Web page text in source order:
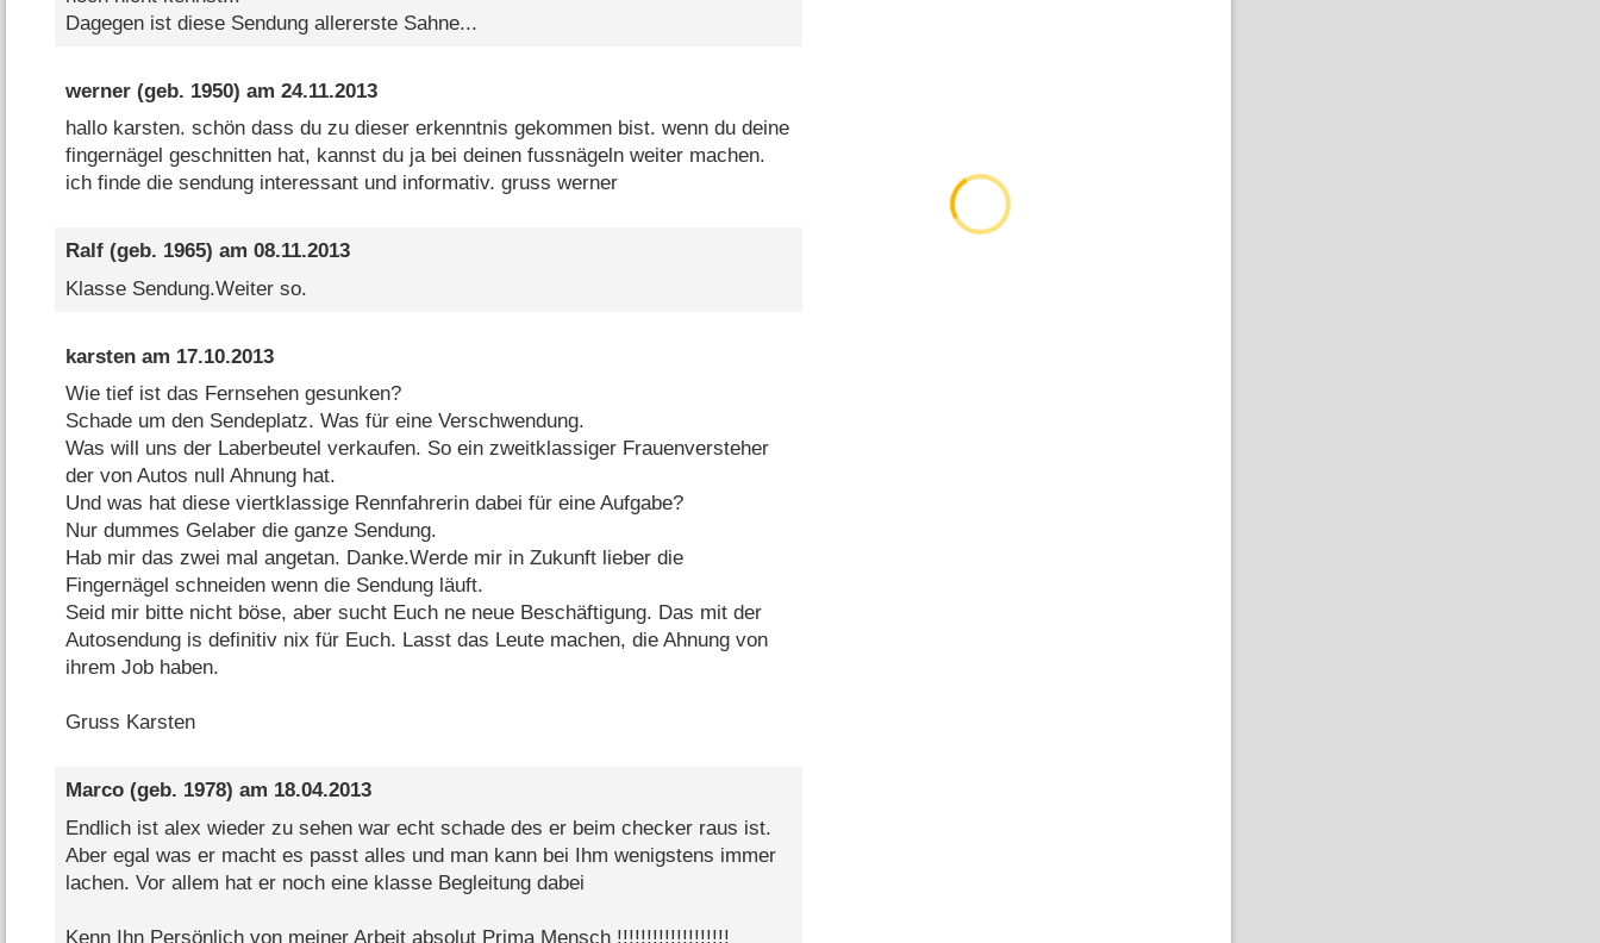
Dagegen ist diese Sendung allererste Sahne...
werner(geb. 1950) am 24.11.2013
hallo karsten. schön dass du zu dieser erkenntnis gekommen bist. wenn du deine
fingernägel geschnitten hat, kannst du ja bei deinen fussnägeln weiter machen.
ich finde die sendung interessant und informativ. gruss werner
Ralf(geb. 1965) am 08.11.2013
Klasse Sendung.Weiter so.
karstenam 17.10.2013
Wie tief ist das Fernsehen gesunken?
Schade um den Sendeplatz. Was für eine Verschwendung.
Was will uns der Laberbeutel verkaufen. So ein zweitklassiger Frauenversteher
der von Autos null Ahnung hat.
Und was hat diese viertklassige Rennfahrerin dabei für eine Aufgabe?
Nur dummes Gelaber die ganze Sendung.
Hab mir das zwei mal angetan. Danke.Werde mir in Zukunft lieber die
Fingernägel schneiden wenn die Sendung läuft.
Seid mir bitte nicht böse, aber sucht Euch ne neue Beschäftigung. Das mit der
Autosendung is definitiv nix für Euch. Lasst das Leute machen, die Ahnung von
ihrem Job haben.
Gruss Karsten
Marco(geb. 1978) am 18.04.2013
Endlich ist alex wieder zu sehen war echt schade des er beim checker raus ist.
Aber egal was er macht es passt alles und man kann bei Ihm wenigstens immer
lachen. Vor allem hat er noch eine klasse Begleitung dabei
Kenn Ihn Persönlich von meiner Arbeit absolut Prima Mensch !!!!!!!!!!!!!!!!!!!